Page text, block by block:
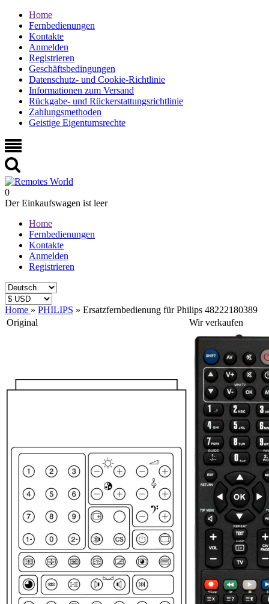
Home
Fernbedienungen
Kontakte
Anmelden
Registrieren
Geschäftsbedingungen
Datenschutz- und Cookie-Richtlinie
Informationen zum Versand
Rückgabe- und Rückerstattungsrichtlinie
Zahlungsmethoden
Geistige Eigentumsrechte
0
Der Einkaufswagen ist leer
Home
Fernbedienungen
Kontakte
Anmelden
Registrieren
Home » PHILIPS » Ersatzfernbedienung für Philips 48222180389
Original
Wir verkaufen